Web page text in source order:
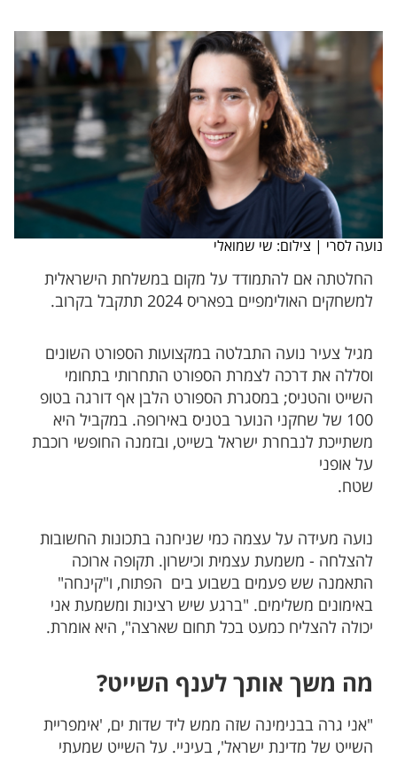
נועה לסרי | צילום: שי שמואלי
החלטתה אם להתמודד על מקום במשלחת הישראלית
למשחקים האולימפיים בפאריס 2024 תתקבל בקרוב.
מגיל צעיר נועה התבלטה במקצועות הספורט השונים
וסללה את דרכה לצמרת הספורט התחרותי בתחומי
השייט והטניס; במסגרת הספורט הלבן אף דורגה בטופ
100 של שחקני הנוער בטניס באירופה. במקביל היא
משתייכת לנבחרת ישראל בשייט, ובזמנה החופשי רוכבת
על אופני
שטח.
נועה מעידה על עצמה כמי שניחנה בתכונות החשובות
להצלחה - משמעת עצמית וכישרון. תקופה ארוכה
התאמנה שש פעמים בשבוע בים הפתוח, ו"קינחה"
באימונים משלימים. "ברגע שיש רצינות ומשמעת אני
יכולה להצליח כמעט בכל תחום שארצה", היא אומרת.
מה משך אותך לענף השייט?
"אני גרה בבנימינה שזה ממש ליד שדות ים, 'אימפריית
השייט של מדינת ישראל', בעיניי. על השייט שמעתי